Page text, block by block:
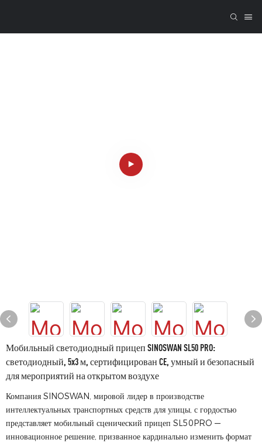
Мобильный светодиодный прицеп SINOSWAN SL50 PRO:
светодиодный, 5x3 м, сертифицирован CE, умный и безопасный
для мероприятий на открытом воздухе
Компания SINOSWAN, мировой лидер в производстве
интеллектуальных транспортных средств для улицы, с гордостью
представляет мобильный сценический прицеп SL50PRO —
инновационное решение, призванное кардинально изменить формат